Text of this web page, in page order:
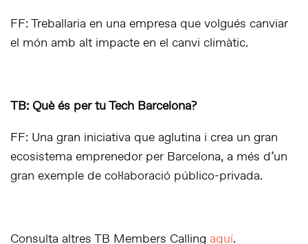
FF: Treballaria en una empresa que volgués canviar
el món amb alt impacte en el canvi climàtic.
TB: Què és per tu Tech Barcelona?
FF: Una gran iniciativa que aglutina i crea un gran
ecosistema emprenedor per Barcelona, a més d’un
gran exemple de col·laboració público-privada.
Consulta altres TB Members Calling aquí.